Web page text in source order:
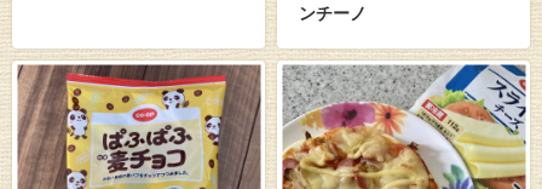
ンチーノ